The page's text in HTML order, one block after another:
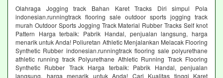
Olahraga Jogging track Bahan Karet Tracks Diri simpul Pola
indonesian.runningtrack flooring sale outdoor sports jogging track
murah Outdoor Sports Jogging Track Material Rubber Tracks Self knot
Pattern Harga terbaik: Pabrik Handal, penjualan langsung, harga
menarik untuk Anda! Poliuretan Athletic Menjalankan Melacak Flooring
Synthetic Rubber indonesian.runningtrack flooring sale polyurethane
athletic running track Polyurethane Athletic Running Track Flooring
Synthetic Rubber Track Harga terbaik: Pabrik Handal, penjualan
langsung, harga menarik untuk Anda! Cari Kualitas tinggi Karet